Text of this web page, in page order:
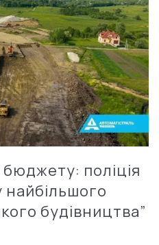
поліція
будівництва”